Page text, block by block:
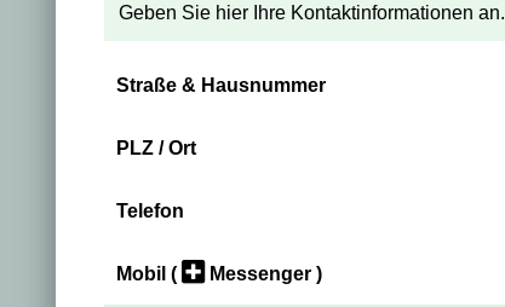
Geben Sie hier Ihre Kontaktinformationen an.
Straße & Hausnummer
PLZ / Ort
Telefon
Mobil ( Messenger )